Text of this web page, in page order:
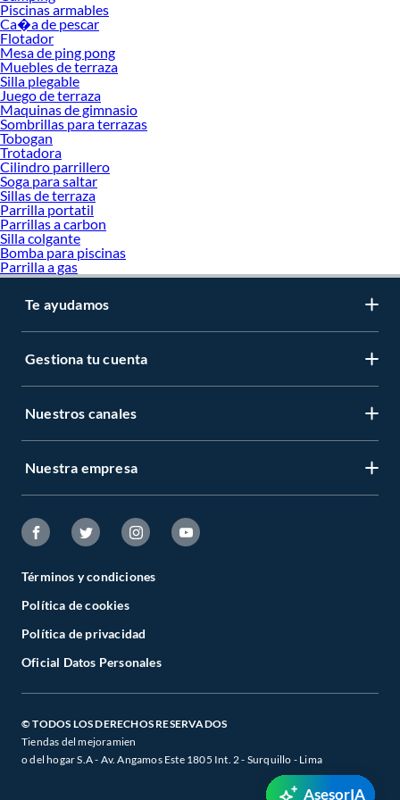
Piscinas armables
Ca�a de pescar
Flotador
Mesa de ping pong
Muebles de terraza
Silla plegable
Juego de terraza
Maquinas de gimnasio
Sombrillas para terrazas
Tobogan
Trotadora
Cilindro parrillero
Soga para saltar
Sillas de terraza
Parrilla portatil
Parrillas a carbon
Silla colgante
Bomba para piscinas
Parrilla a gas
Te ayudamos
Gestiona tu cuenta
Nuestros canales
Nuestra empresa
Términos y condiciones
Política de cookies
Política de privacidad
Oficial Datos Personales
© TODOS LOS DERECHOS RESERVADOS
Tiendas del mejoramien
o del hogar S.A - Av. Angamos Este 1805 Int. 2 - Surquillo - Lima
AsesorIA